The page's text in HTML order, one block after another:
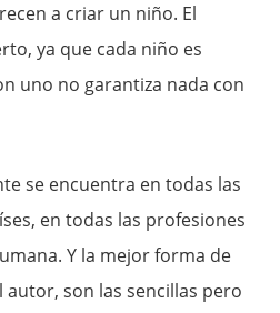
a criar un niño. El
ya que cada niño es
uno no garantiza nada con
se encuentra en todas las
en todas las profesiones
Y la mejor forma de
son las sencillas pero